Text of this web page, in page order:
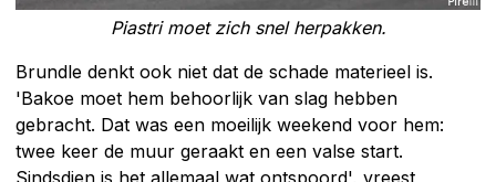
Piastri moet zich snel herpakken.
Brundle denkt ook niet dat de schade materieel is.
'Bakoe moet hem behoorlijk van slag hebben
gebracht. Dat was een moeilijk weekend voor hem:
twee keer de muur geraakt en een valse start.